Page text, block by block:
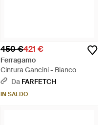
450 €421 €
Ferragamo
Cintura Gancini - Bianco
Da FARFETCH
IN SALDO